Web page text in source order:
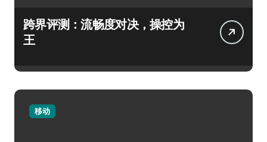
跨界评测：流畅度对决，操控为
王
移动